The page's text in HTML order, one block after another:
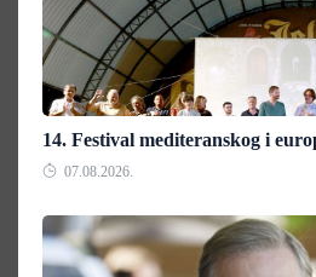
14. Festival mediteranskog i
07.08.2026.